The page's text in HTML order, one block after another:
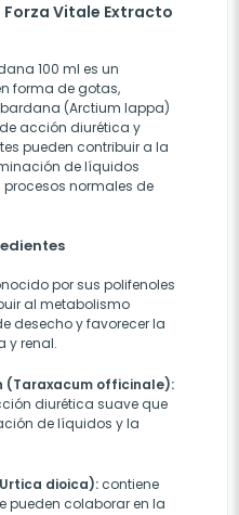
Forza Vitale Extracto
100 ml es un
forma de gotas,
(Arctium lappa)
acción diurética y
pueden contribuir a la
de líquidos
normales de
por sus polifenoles
al metabolismo
desecho y favorecer la
y renal.
(Taraxacum officinale):
diurética suave que
de líquidos y la
dioica): contiene
pueden colaborar en la